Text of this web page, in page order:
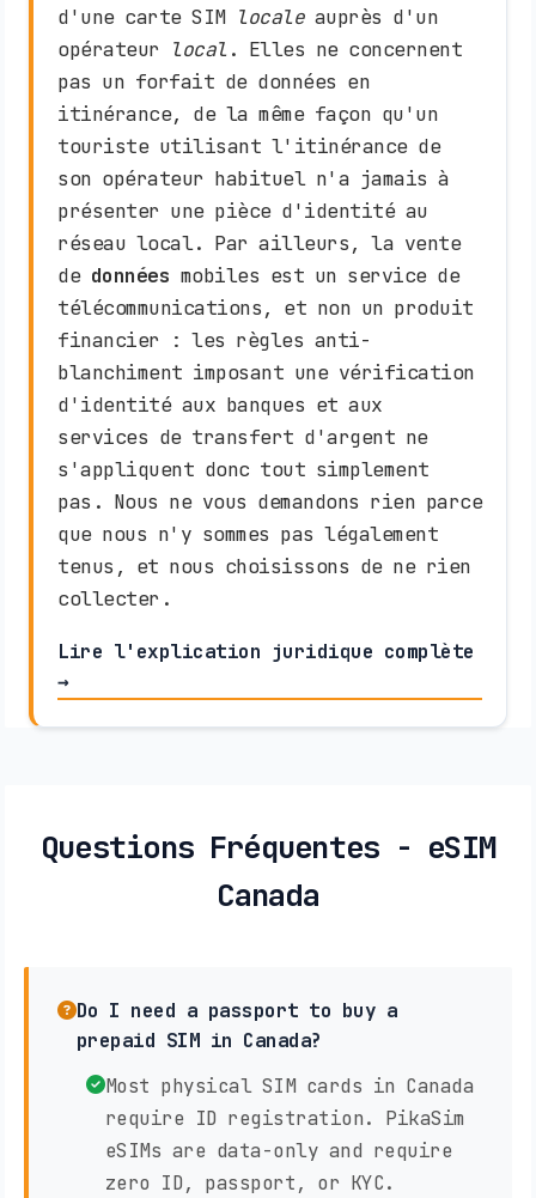
d'une carte SIM localeauprès d'un
opérateur local . Elles ne concernent
pas un forfait de données en
itinérance, de la même façon qu'un
touriste utilisant l'itinérance de
son opérateur habituel n'a jamais à
présenter une pièce d'identité au
réseau local. Par ailleurs, la vente
de données mobiles est un service de
télécommunications, et non un produit
financier : les règles anti-
blanchiment imposant une vérification
d'identité aux banques et aux
services de transfert d'argent ne
s'appliquent donc tout simplement
pas. Nous ne vous demandons rien parce
que nous n'y sommes pas légalement
tenus, et nous choisissons de ne rien
collecter.
Lire l'explication juridique complète
→
Questions Fréquentes - eSIM
Canada
Do I need a passport to buy a
prepaid SIM in Canada?
Most physical SIM cards in Canada
require ID registration. PikaSim
eSIMs are data-only and require
zero ID, passport, or KYC.